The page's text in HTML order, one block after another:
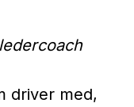
driver med,